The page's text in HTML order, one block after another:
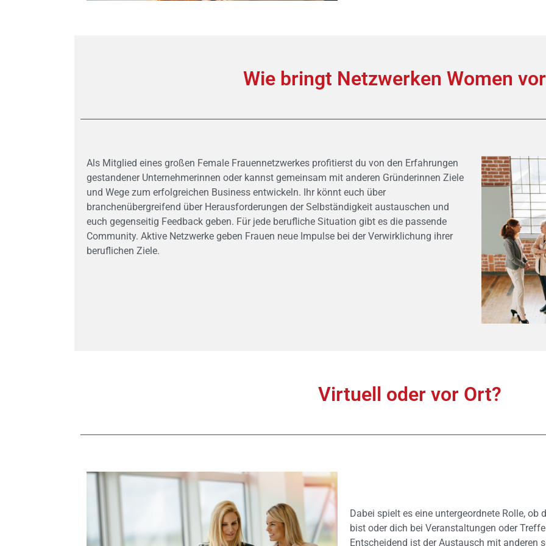
Wie bringt Netzwerken Women
Als Mitglied eines großen Female Frauennetzwerkes profitierst du von den Erfahrungen
gestandener Unternehmerinnen oder kannst gemeinsam mit anderen Gründerinnen Ziele
und Wege zum erfolgreichen Business entwickeln. Ihr könnt euch über
branchenübergreifend über Herausforderungen der Selbständigkeit austauschen und
euch gegenseitig Feedback geben. Für jede berufliche Situation gibt es die passende
Community. Aktive Netzwerke geben Frauen neue Impulse bei der Verwirklichung ihrer
beruflichen Ziele.
Virtuell oder vor Ort?
Dabei spielt es eine untergeordnete Rolle,
bist oder dich bei Veranstaltungen oder
Entscheidend ist der Austausch mit anderen